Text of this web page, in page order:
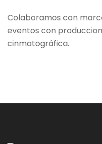
Colaboramos con
eventos con
cinmatográfica.